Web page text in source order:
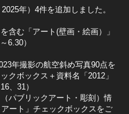
年）4件を追加しました。
含む「アート(壁画・絵画）」
6.30）
年撮影の航空斜め写真90点を
クボックス＋資料名「2012」
、31）
パブリックアート・彫刻）情
ート」チェックボックスをご